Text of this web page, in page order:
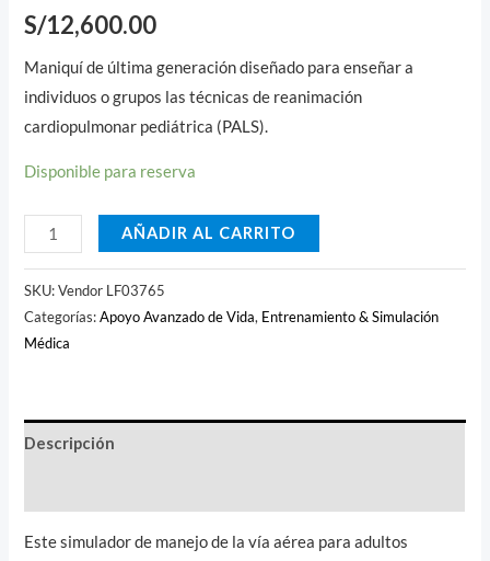
S/12,600.00
Maniquí de última generación diseñado para enseñar a
individuos o grupos las técnicas de reanimación
cardiopulmonar pediátrica (PALS).
Disponible para reserva
AÑADIR AL CARRITO
SKU:Vendor LF03765
Categorías:Apoyo Avanzado de Vida, Entrenamiento & Simulación
Médica
Descripción
Este simulador de manejo de la vía aérea para adultos